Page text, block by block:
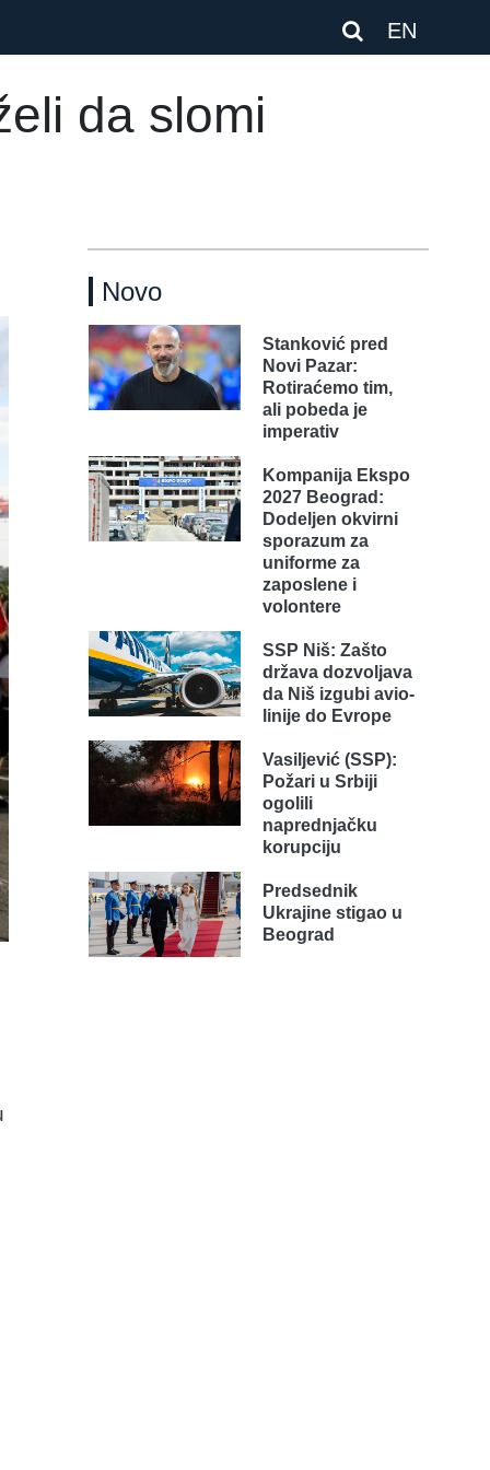
EN
da slomi
Novo
Stanković pred
Novi Pazar:
Rotiraćemo tim,
ali pobeda je
imperativ
Kompanija Ekspo
2027 Beograd:
Dodeljen okvirni
sporazum za
uniforme za
zaposlene i
volontere
SSP Niš: Zašto
država dozvoljava
da Niš izgubi avio-
linije do Evrope
Vasiljević (SSP):
Požari u Srbiji
ogolili
naprednjačku
korupciju
Predsednik
Ukrajine stigao u
Beograd